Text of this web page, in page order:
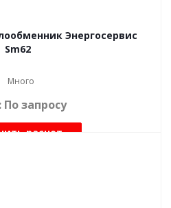
Энергосервис
Sm62
Много
По запросу
расчет